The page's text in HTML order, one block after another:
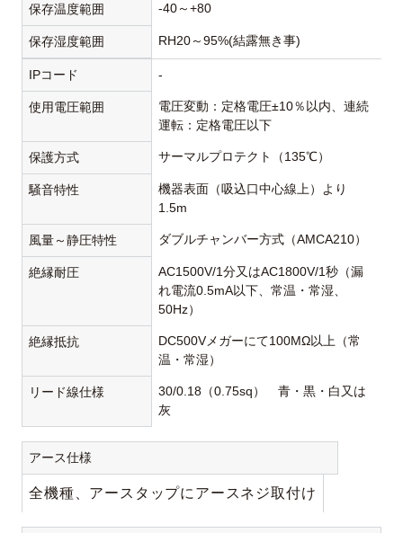
保存温度範囲 -40～+80
保存湿度範囲 RH20～95%(結露無き事)
IPコード -
使用電圧範囲
電圧変動：定格電圧±10％以内、連続
運転：定格電圧以下
保護方式 サーマルプロテクト（135℃）
騒音特性
機器表面（吸込口中心線上）より
1.5m
風量～静圧特性 ダブルチャンバー方式（AMCA210）
絶縁耐圧
AC1500V/1分又はAC1800V/1秒（漏
れ電流0.5mA以下、常温・常湿、
50Hz）
絶縁抵抗
DC500Vメガーにて100MΩ以上（常
温・常湿）
リード線仕様
30/0.18（0.75sq） 青・黒・白又は
灰
アース仕様
全機種、アースタップにアースネジ取付け